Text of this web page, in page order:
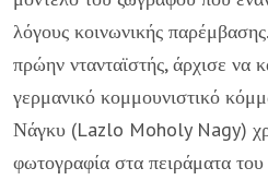
λόγους κοινωνικής
πρώην ντανταϊστής, άρχισε να
γερμανικό κομμουνιστικό
Νάγκυ (Lazlo Moholy Nagy)
φωτογραφία στα πειράματα